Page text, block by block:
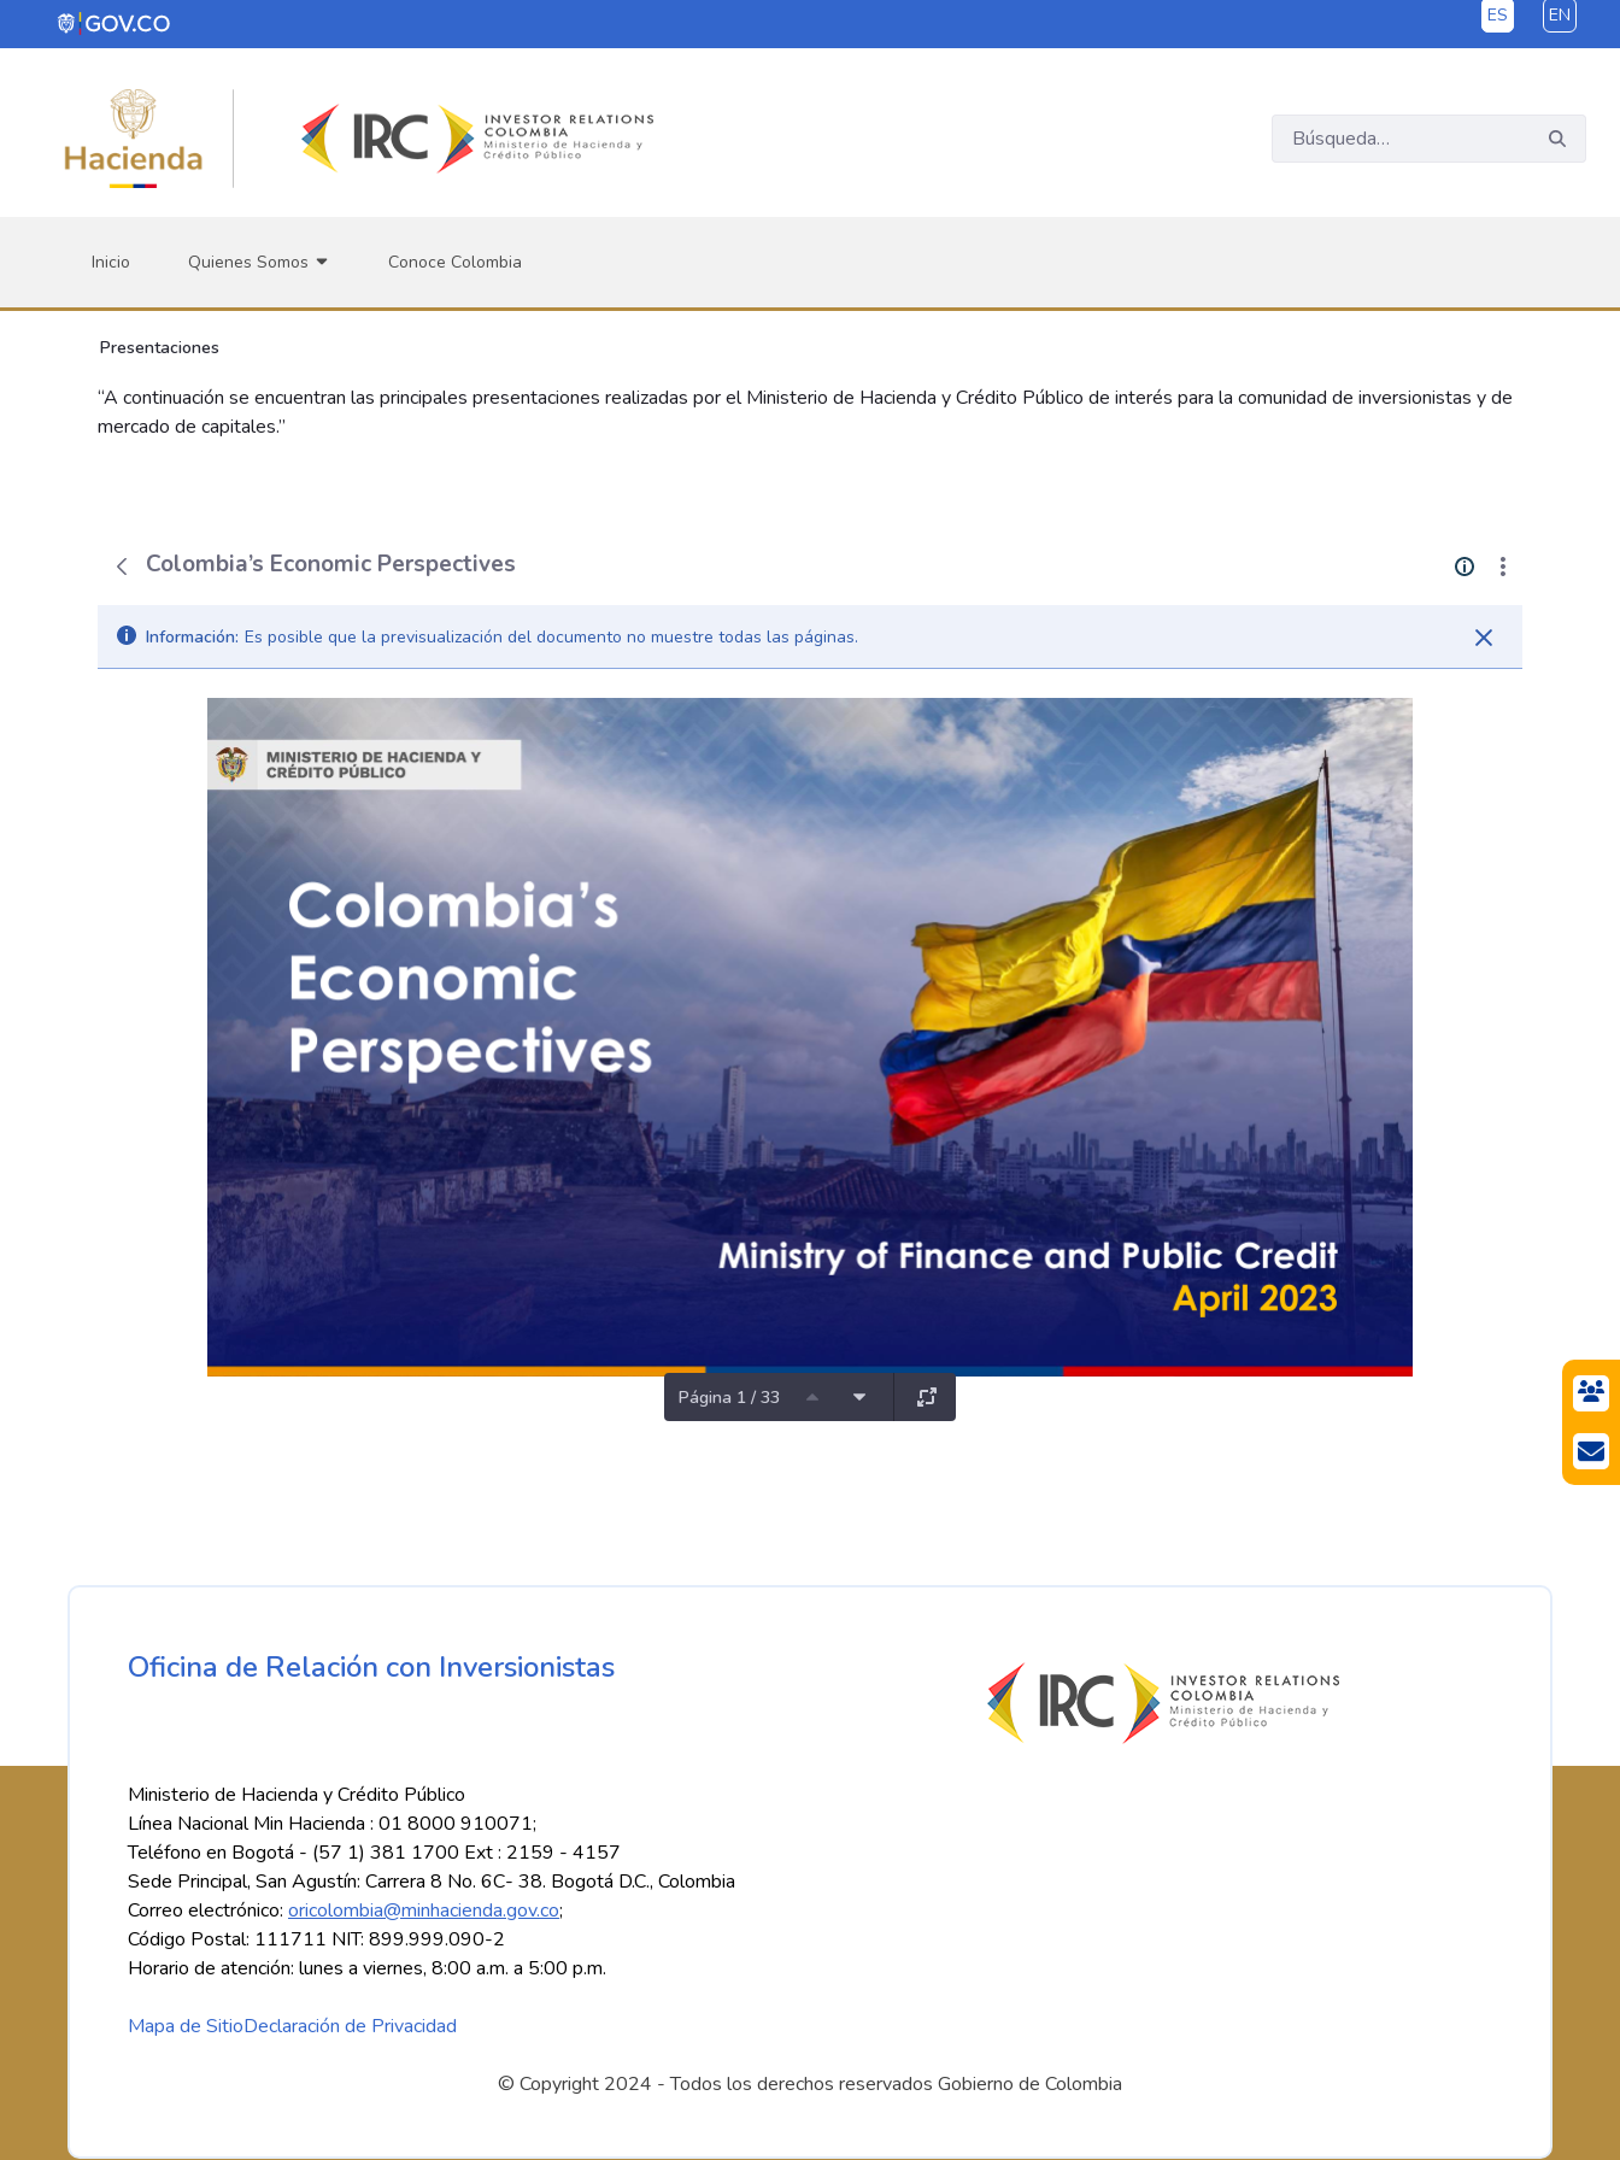
Saltar al contenido principal ES EN
Inicio Quienes Somos Conoce Colombia
Presentaciones
“A continuación se encuentran las principales presentaciones realizadas por el Ministerio de Hacienda y Crédito Público de interés para la comunidad de inversionistas y de
mercado de capitales.”
Colombia’s Economic Perspectives
Información: Es posible que la previsualización del documento no muestre todas las páginas.
Página 1 / 33
Oficina de Relación con Inversionistas
Ministerio de Hacienda y Crédito Público
Línea Nacional Min Hacienda : 01 8000 910071;
Teléfono en Bogotá - (57 1) 381 1700 Ext : 2159 - 4157
Sede Principal, San Agustín: Carrera 8 No. 6C- 38. Bogotá D.C., Colombia
Correo electrónico: oricolombia@minhacienda.gov.co;
Código Postal: 111711 NIT: 899.999.090-2
Horario de atención: lunes a viernes, 8:00 a.m. a 5:00 p.m.
Mapa de SitioDeclaración de Privacidad
© Copyright 2024 - Todos los derechos reservados Gobierno de Colombia